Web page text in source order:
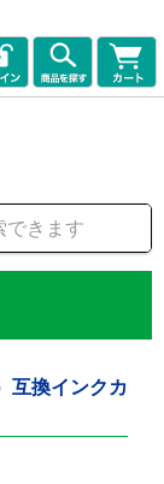
互換インクカ